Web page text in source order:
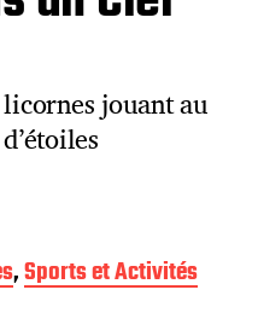
jouant au
,Sports et Activités